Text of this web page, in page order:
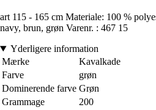
art 115 - 165 cm Materiale: 100 %
navy, brun, grøn Varenr. : 467 15
Yderligere information
Mærke
Kavalkade
Farve
grøn
Dominerende farve Grøn
Grammage
200